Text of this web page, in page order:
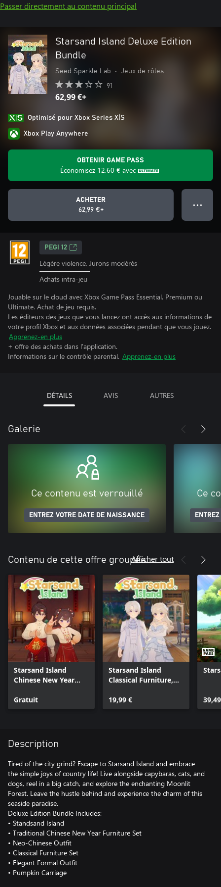
Passer directement au contenu principal
Starsand Island Deluxe Edition
Bundle
Seed Sparkle Lab • Jeux de rôles
91
62,99 €+
Optimisé pour Xbox Series X|S
Xbox Play Anywhere
OBTENIR GAME PASS
Économisez 12,60 € avec
ACHETER
62,99 €+
● ● ●
PEGI 12
Légère violence, Jurons modérés
Achats intra-jeu
Jouable sur le cloud avec Xbox Game Pass Essential, Premium ou
Ultimate. Achat de jeu requis.
Les éditeurs des jeux que vous lancez ont accès aux informations de
votre profil Xbox et aux données associées pendant que vous jouez.
Apprenez-en plus
+ offre des achats dans l'application.
Informations sur le contrôle parental. Apprenez-en plus
DÉTAILS AVIS AUTRES
Galerie
Ce contenu est verrouillé
ENTREZ VOTRE DATE DE NAISSANCE
Ce
Contenu de cette offre groupéeAfficher tout
Starsand Island
Chinese New Year
DLC
Gratuit
Starsand Island
Classical Furniture,
19,99 €
Description
Tired of the city grind? Escape to Starsand Island and embrace
the simple joys of country life! Live alongside capybaras, cats, and
dogs, reel in a big catch, and explore the enchanting Moonlit
Forest. Leave the hustle behind and experience the charm of this
seaside paradise.
Deluxe Edition Bundle Includes:
• Standsand Island
• Traditional Chinese New Year Furniture Set
• Neo-Chinese Outfit
• Classical Furniture Set
• Elegant Formal Outfit
• Pumpkin Carriage